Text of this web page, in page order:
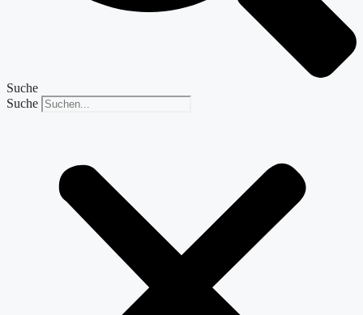
Suche
Suche